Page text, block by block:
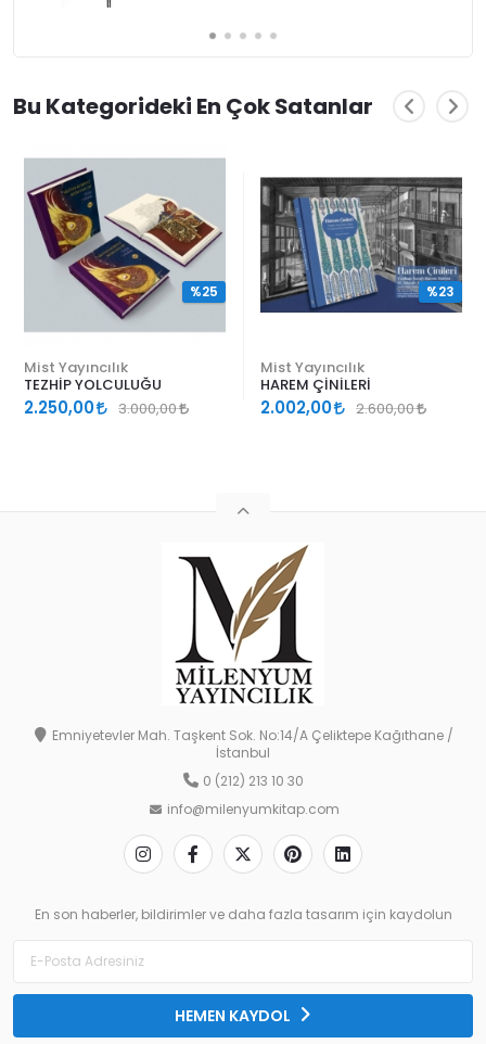
Bu Kategorideki En Çok Satanlar
Mist Yayıncılık
TEZHİP YOLCULUĞU
2.250,00 3.000,00
%25
Mist Yayıncılık
HAREM ÇİNİLERİ
2.002,00 2.600,00
%23
Emniyetevler Mah. Taşkent Sok. No:14/A Çeliktepe Kağıthane /
İstanbul
0 (212) 213 10 30
info@milenyumkitap.com
En son haberler, bildirimler ve daha fazla tasarım için kaydolun
HEMEN KAYDOL